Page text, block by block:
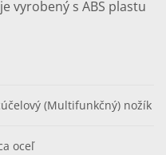
vyrobený s ABS plastu
(Multifunkčný) nožík
oceľ